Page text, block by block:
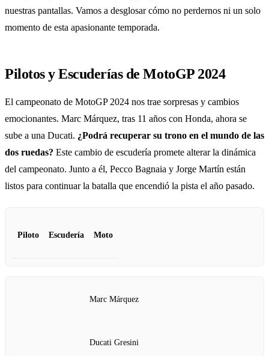
nuestras pantallas. Vamos a desglosar cómo no perdernos ni un solo
momento de esta apasionante temporada.
Pilotos y Escuderías de MotoGP 2024
El campeonato de MotoGP 2024 nos trae sorpresas y cambios
emocionantes. Marc Márquez, tras 11 años con Honda, ahora se
sube a una Ducati. ¿Podrá recuperar su trono en el mundo de las
dos ruedas? Este cambio de escudería promete alterar la dinámica
del campeonato. Junto a él, Pecco Bagnaia y Jorge Martín están
listos para continuar la batalla que encendió la pista el año pasado.
Piloto Escudería Moto
Marc Márquez
Ducati Gresini